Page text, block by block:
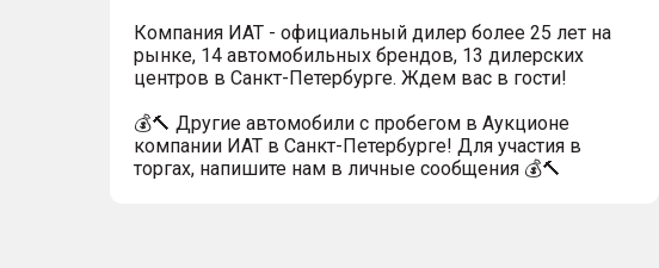
Компания ИАТ - официальный дилер более 25 лет на
рынке, 14 автомобильных брендов, 13 дилерских
центров в Санкт-Петербурге. Ждем вас в гости!
💰🔨 Другие автомобили с пробегом в Аукционе
компании ИАТ в Санкт-Петербурге! Для участия в
торгах, напишите нам в личные сообщения 💰🔨